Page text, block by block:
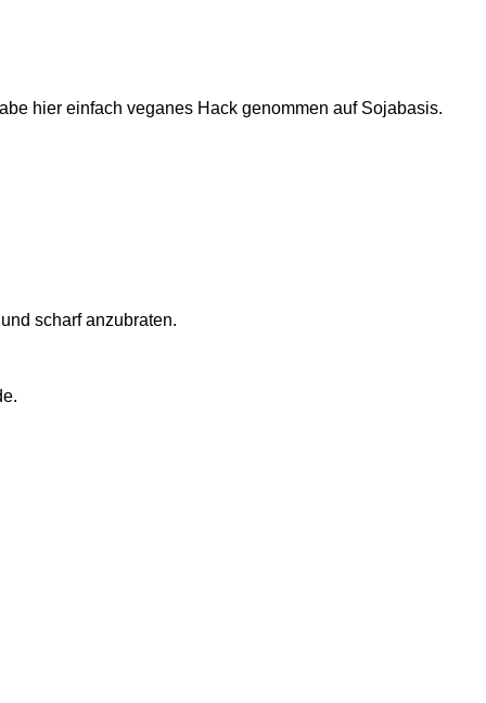
hier einfach veganes Hack genommen auf Sojabasis.
scharf anzubraten.